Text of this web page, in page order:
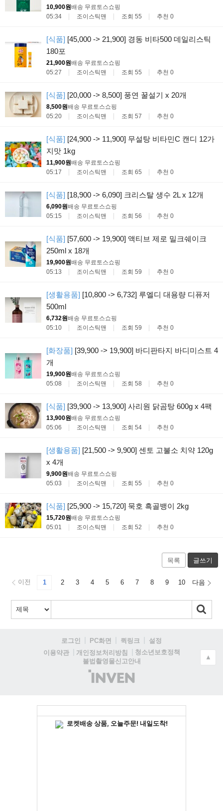
10,900원배송 무료 토스쇼핑
05:34
조이스틱맨 조회 55 추천 0
[식품] [45,000 -> 21,900] 경동 비타500 데일리스틱
180포
21,900원배송 무료 토스쇼핑
05:27
조이스틱맨 조회 55 추천 0
[식품] [20,000 -> 8,500] 풍연 꿀설기 x 20개
8,500원배송 무료 토스쇼핑
05:20
조이스틱맨 조회 57 추천 0
[식품] [24,900 -> 11,900] 무설탕 비타민C 캔디 12가
지맛 1kg
11,900원배송 무료 토스쇼핑
05:17
조이스틱맨 조회 65 추천 0
[식품] [18,900 -> 6,090] 크리스탈 생수 2L x 12개
6,090원배송 무료 토스쇼핑
05:15
조이스틱맨 조회 56 추천 0
[식품] [57,600 -> 19,900] 액티브 제로 밀크쉐이크
250ml x 18개
19,900원배송 무료 토스쇼핑
05:13
조이스틱맨 조회 59 추천 0
[생활용품] [10,800 -> 6,732] 루엘디 대용량 디퓨저
500ml
6,732원배송 무료 토스쇼핑
05:10
조이스틱맨 조회 59 추천 0
[화장품] [39,900 -> 19,900] 바디판타지 바디미스트 4
개
19,900원배송 무료 토스쇼핑
05:08
조이스틱맨 조회 58 추천 0
[식품] [39,900 -> 13,900] 사리원 닭곰탕 600g x 4팩
13,900원배송 무료 토스쇼핑
05:06
조이스틱맨 조회 54 추천 0
[생활용품] [21,500 -> 9,900] 센토 고불소 치약 120g
x 4개
9,900원배송 무료 토스쇼핑
05:03
조이스틱맨 조회 55 추천 0
[식품] [25,900 -> 15,720] 묵호 흑골뱅이 2kg
15,720원배송 무료 토스쇼핑
05:01
조이스틱맨 조회 52 추천 0
목록 글쓰기
이전 1 2 3 4 5 6 7 8 9 10 다음
로그인 PC화면 퀵링크
설정
이용약관
개인정보처리방침
청소년보호정책
불법촬영물신고안내
(주)
인
▲